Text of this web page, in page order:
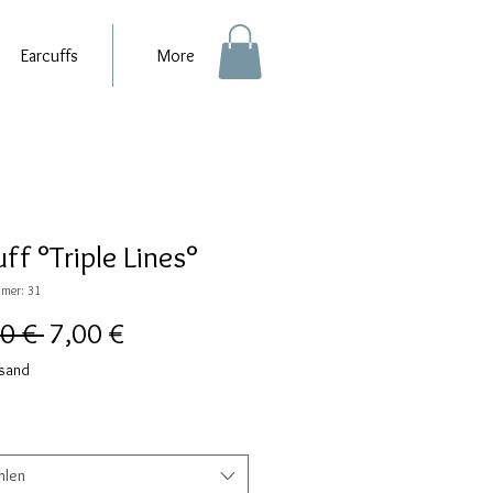
Earcuffs More
°Triple Lines°
31
€ Standardpreis
7,00 €